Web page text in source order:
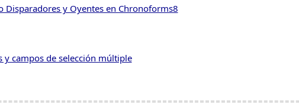
y Oyentes en Chronoforms8
y campos de selección múltiple